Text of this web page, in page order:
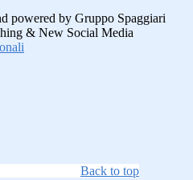
powered by Gruppo Spaggiari
& New Social Media
Back to top